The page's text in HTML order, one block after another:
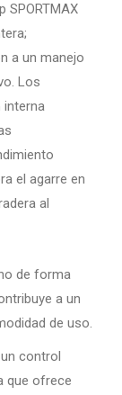
SPORTMAX
a un manejo
Los
interna
el agarre en
al
de forma
a un
de uso.
control
que ofrece